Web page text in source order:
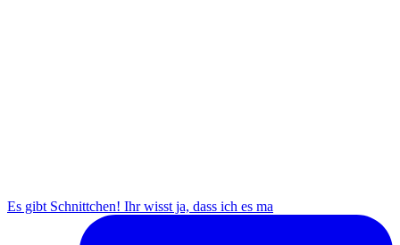
Es gibt Schnittchen! Ihr wisst ja, dass ich es ma